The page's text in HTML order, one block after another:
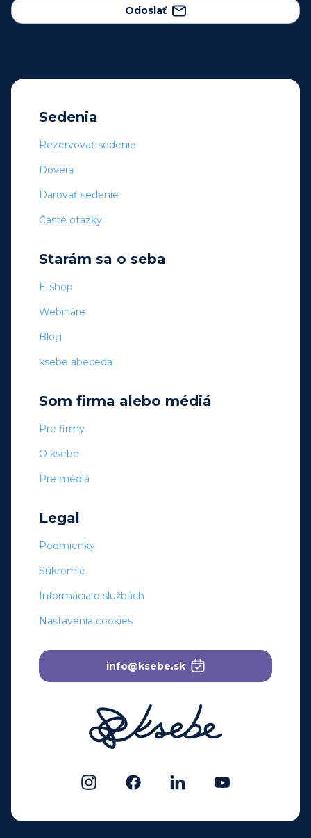
Odoslať
Sedenia
Rezervovať sedenie
Dôvera
Darovať sedenie
Časté otázky
Starám sa o seba
E-shop
Webináre
Blog
ksebe abeceda
Som firma alebo médiá
Pre firmy
O ksebe
Pre médiá
Legal
Podmienky
Súkromie
Informácia o službách
Nastavenia cookies
info@ksebe.sk